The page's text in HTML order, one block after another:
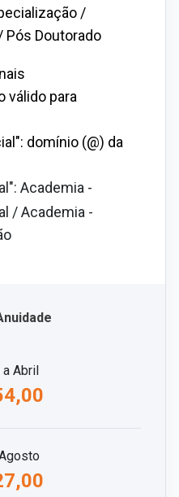
/
Pós Doutorado
válido para
domínio (@) da
Academia -
/ Academia -
Abril